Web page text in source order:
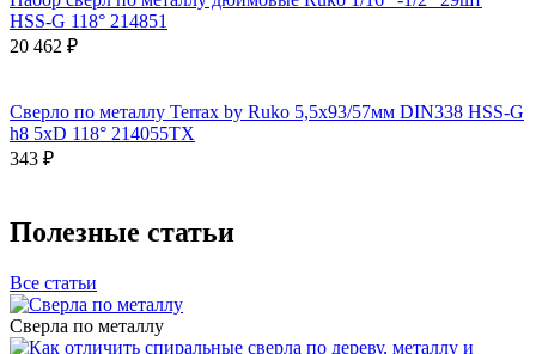
HSS-G 118° 214851
20 462 ₽
Сверло по металлу Terrax by Ruko 5,5x93/57мм DIN338 HSS-G
h8 5xD 118° 214055TX
343 ₽
Полезные статьи
Все статьи
Сверла по металлу